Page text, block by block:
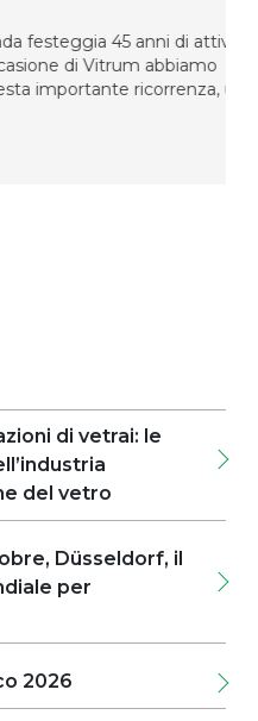
festeggia 45 anni di attività!
di Vitrum abbiamo
importante ricorrenza, un
acquisita sul
di vetrai: le
del vetro
Düsseldorf, il
per
2026